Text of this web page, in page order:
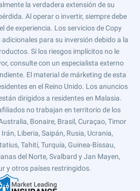
la verdadera extensión de su
Al operar o invertir, siempre debe
de experiencia. Los servicios de Copy
para su inversión debido a la
Si los riesgos implícitos no le
consulte con un especialista externo
El material de márketing de esta
en el Reino Unido. Los anuncios
dirigidos a residentes en Malasia.
no trabajan en territorio de los
Bonaire, Brasil, Curaçao, Timor
Liberia, Saipán, Rusia, Ucrania,
Tahití, Turquía, Guinea-Bissau,
del Norte, Svalbard y Jan Mayen,
y otros países restringidos.